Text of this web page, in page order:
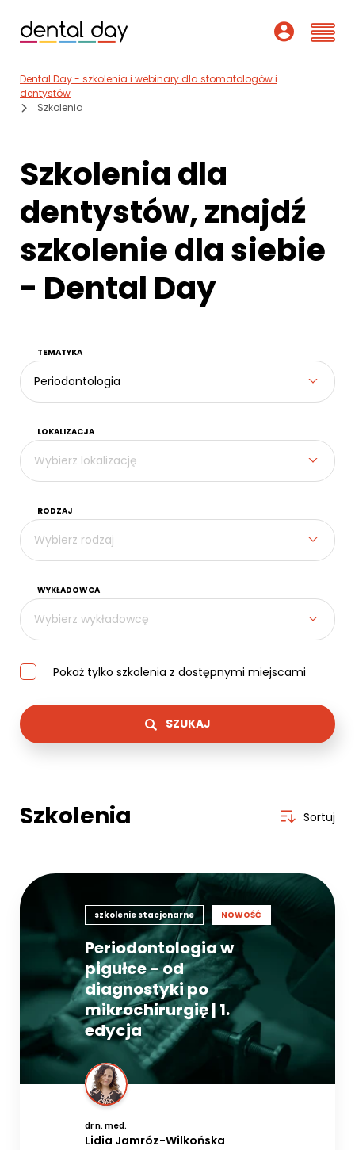
Szkolenia
Wykładowcy
O nas
Dofinansowania
Podcast
Dental Day - szkolenia i webinary dla stomatologów i
dentystów
Szkolenia
Szkolenia dla
dentystów, znajdź
szkolenie dla siebie
- Dental Day
TEMATYKA
Periodontologia
LOKALIZACJA
Wybierz lokalizację
RODZAJ
Wybierz rodzaj
WYKŁADOWCA
Wybierz wykładowcę
Pokaż tylko szkolenia z dostępnymi miejscami
SZUKAJ
Szkolenia Sortuj
szkolenie stacjonarne NOWOŚĆ
Periodontologia w
pigułce - od
diagnostyki po
mikrochirurgię | 1.
edycja
dr n. med.
Lidia Jamróz-Wilkońska